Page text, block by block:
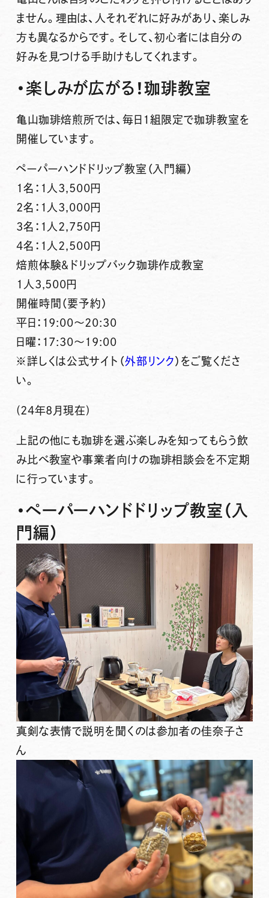
ません。理由は、人それぞれに好みがあり、楽しみ
方も異なるからです。そして、初心者には自分の
好みを見つける手助けもしてくれます。
・楽しみが広がる！珈琲教室
亀山珈琲焙煎所では、毎日1組限定で珈琲教室を
開催しています。
ペーパーハンドドリップ教室（入門編）
1名：1人3,500円
2名：1人3,000円
3名：1人2,750円
4名：1人2,500円
焙煎体験＆ドリップバック珈琲作成教室
1人3,500円
開催時間（要予約）
平日：19:00～20:30
日曜：17:30～19:00
※詳しくは公式サイト（外部リンク）をご覧くださ
い。
(24年8月現在)
上記の他にも珈琲を選ぶ楽しみを知ってもらう飲
み比べ教室や事業者向けの珈琲相談会を不定期
に行っています。
・ペーパーハンドドリップ教室（入
門編）
真剣な表情で説明を聞くのは参加者の佳奈子さ
ん